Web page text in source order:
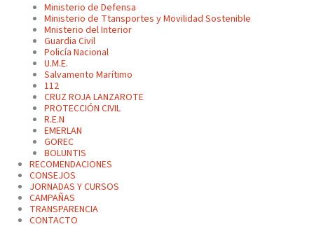
Ministerio de Defensa
Ministerio de Ttansportes y Movilidad Sostenible
Mnisterio del Interior
Guardia Civil
Policía Nacional
U.M.E.
Salvamento Marítimo
112
CRUZ ROJA LANZAROTE
PROTECCIÓN CIVIL
R.E.N
EMERLAN
GOREC
BOLUNTIS
RECOMENDACIONES
CONSEJOS
JORNADAS Y CURSOS
CAMPAÑAS
TRANSPARENCIA
CONTACTO